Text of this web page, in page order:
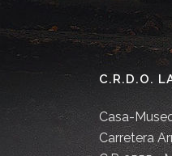
C.R.D.O.
Casa-
Carretera